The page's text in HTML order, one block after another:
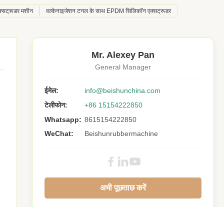
मशीन वल्केनाइजेशन टनल के साथ EPDM सिलिकॉन एक्सट्रूडर
Mr. Alexey Pan
General Manager
ईमेल:
info@beishunchina.com
टेलीफोन:
+86 15154222850
Whatsapp: 8615154222850
WeChat:
Beishunrubbermachine
अभी पूछताछ करें